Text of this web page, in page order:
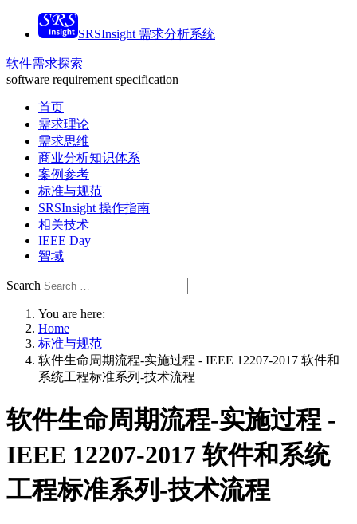
SRSInsight 需求分析系统
软件需求探索
software requirement specification
首页
需求理论
需求思维
商业分析知识体系
案例参考
标准与规范
SRSInsight 操作指南
相关技术
IEEE Day
智域
Search
You are here:
Home
标准与规范
软件生命周期流程-实施过程 - IEEE 12207-2017 软件和
系统工程标准系列-技术流程
软件生命周期流程-实施过程 -
IEEE 12207-2017 软件和系统
工程标准系列-技术流程